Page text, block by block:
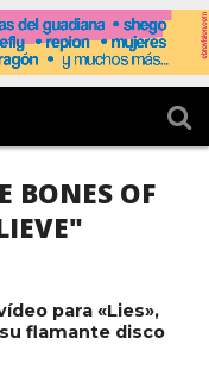
BONES OF
para «Lies»,
flamante disco